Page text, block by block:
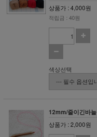
상품가 : 4,000원
적립금 : 40원
색상선택
12mm/줄이긴바늘
상품가 : 2,000원